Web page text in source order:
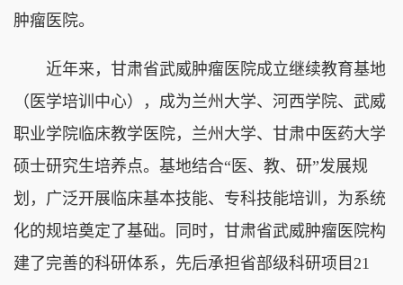
肿瘤医院。
近年来，甘肃省武威肿瘤医院成立继续教育基地
（医学培训中心），成为兰州大学、河西学院、武威
职业学院临床教学医院，兰州大学、甘肃中医药大学
硕士研究生培养点。基地结合“医、教、研”发展规
划，广泛开展临床基本技能、专科技能培训，为系统
化的规培奠定了基础。同时，甘肃省武威肿瘤医院构
建了完善的科研体系，先后承担省部级科研项目21